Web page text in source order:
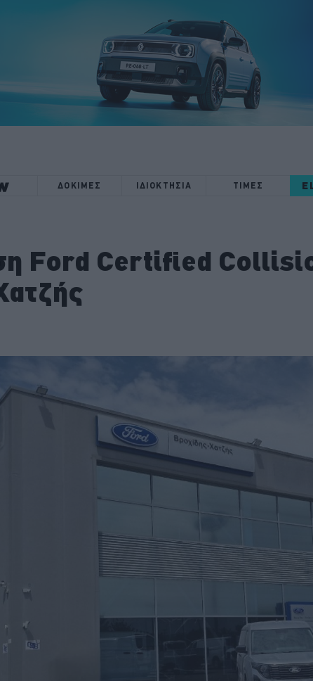
ΔΟΚΙΜΕΣ ΙΔΙΟΚΤΗΣΙΑ ΤΙΜΕΣ
Ford Certified